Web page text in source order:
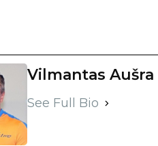
Vilmantas Aušra
See Full Bio